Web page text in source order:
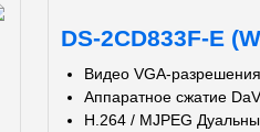
DS-2CD833F-E
Видео VGA-
Аппаратное сжатие
H.264 / MJPEG